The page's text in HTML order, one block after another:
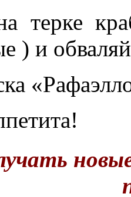
терке
) и